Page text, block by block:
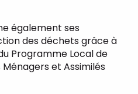
également ses
des déchets grâce à
Programme Local de
et Assimilés